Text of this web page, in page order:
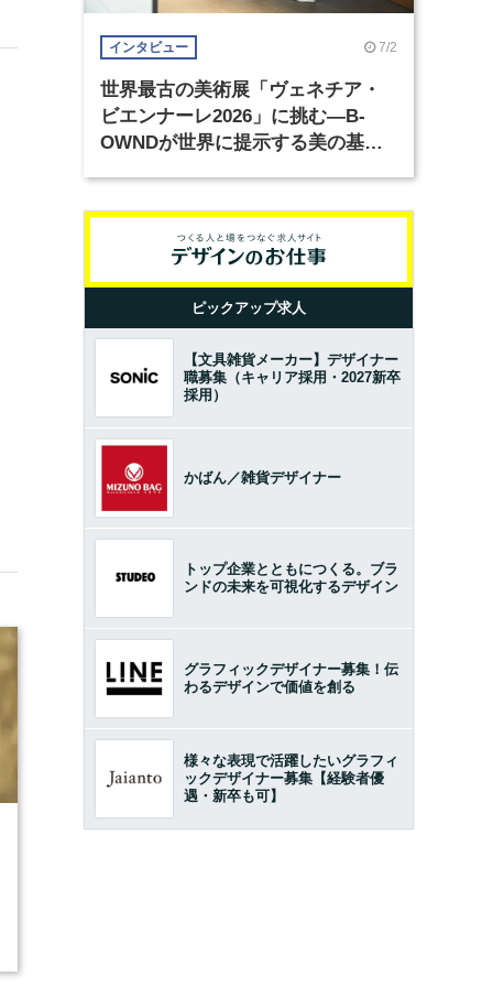
インタビュー 7/2
世界最古の美術展「ヴェネチア・
ビエンナーレ2026」に挑む―B-
OWNDが世界に提示する美の基準
ピックアップ求人
【文具雑貨メーカー】デザイナー
職募集（キャリア採用・2027新卒
採用）
かばん／雑貨デザイナー
トップ企業とともにつくる。ブラ
ンドの未来を可視化するデザイン
グラフィックデザイナー募集！伝
わるデザインで価値を創る
様々な表現で活躍したいグラフィ
ックデザイナー募集【経験者優
遇・新卒も可】